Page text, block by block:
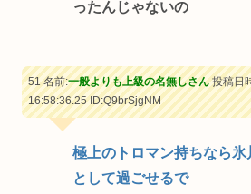
ったんじゃないの
51 名前:一般よりも上級の名無しさん投稿日
16:58:36.25ID:Q9brSjgNM
極上のトロマン持ちなら氷
として過ごせるで